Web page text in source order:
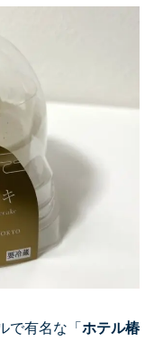
で有名な「 ホテル椿